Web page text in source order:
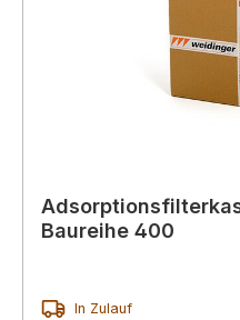
Baureihe 400
In Zulauf